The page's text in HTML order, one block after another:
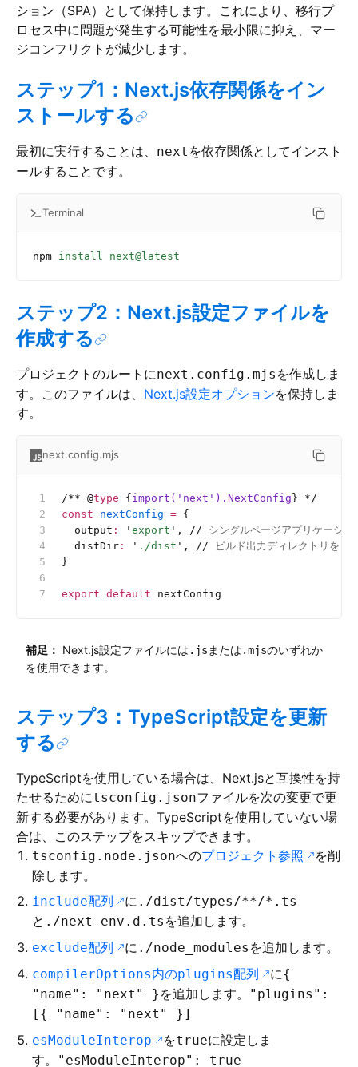
ション（SPA）として保持します。これにより、移行プ
ロセス中に問題が発生する可能性を最小限に抑え、マー
ジコンフリクトが減少します。
ステップ1：Next.js依存関係をイン
ストールする
最初に実行することは、 next を依存関係としてインスト
ールすることです。
Terminal
npm install next@latest
ステップ2：Next.js設定ファイルを
作成する
プロジェクトのルートにnext.config.mjs を作成しま
す。このファイルは、 Next.js設定オプションを保持しま
す。
next.config.mjs
/** @type { import('next').NextConfig } */
const nextConfig = {
  output
: ' export ' , // シングルページアプリケーシ
  distDir
: ' ./dist ' , // ビルド出力ディレクトリを
}
export default nextConfig
補足： Next.js設定ファイルには .js または .mjsのいずれか
を使用できます。
ステップ3：TypeScript設定を更新
する
TypeScriptを使用している場合は、Next.jsと互換性を持
たせるためにtsconfig.jsonファイルを次の変更で更
新する必要があります。TypeScriptを使用していない場
合は、このステップをスキップできます。
tsconfig.node.jsonへのプロジェクト参照
を削
除します。
include配列 に ./dist/types/**/*.ts
と ./next-env.d.ts を追加します。
exclude配列 に ./node_modules を追加します。
compilerOptions内のplugins配列 に{
"name": "next" } を追加します。
"plugins":
[{ "name": "next" }]
esModuleInterop
をtrueに設定しま
す。
"esModuleInterop": true